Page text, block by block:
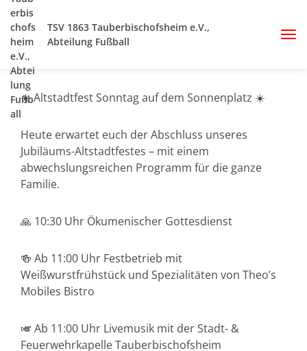
TSV 1863 Tauberbischofsheim e.V.,
Abteilung Fußball
☀️ Altstadtfest Sonntag auf dem Sonnenplatz ☀️
Heute erwartet euch der Abschluss unseres
Jubiläums-Altstadtfestes – mit einem
abwechslungsreichen Programm für die ganze
Familie.
🙏 10:30 Uhr Ökumenischer Gottesdienst
🍻 Ab 11:00 Uhr Festbetrieb mit
Weißwurstfrühstück und Spezialitäten von Theo’s
Mobiles Bistro
🎺 Ab 11:00 Uhr Livemusik mit der Stadt- &
Feuerwehrkapelle Tauberbischofsheim